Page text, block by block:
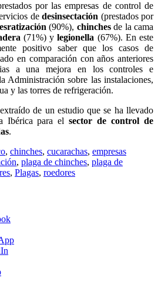
por las empresas de control de
dedesinsectación (prestados por
(90%), chinchesde la cama
(71%) ylegionella (67%). En este
positivo saber que los casos de
en comparación con años anteriores
a una mejora en los controles e
Administración sobre las instalaciones,
y las torres de refrigeración.
de un estudio que se ha llevado
Ibérica para elsector de control de
.
, chinches, cucarachas, empresas
, plaga de chinches, plaga de
, Plagas, roedores